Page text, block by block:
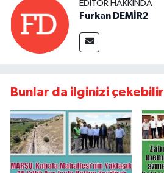
EDITÖR HAKKINDA
Furkan DEMİR2
Bunlar da ilginizi çekebilir